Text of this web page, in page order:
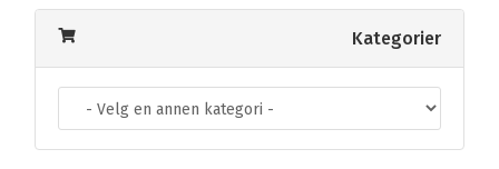
Kategorier